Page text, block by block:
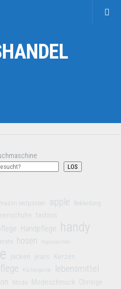
LOS
restposten apple Bekleidung
fashion
Handpflege handy
hosen Hygieneartikel
jacken jeans Kerzen
Küchengeräte lebensmittel
Mode Modeschmuck Ohrringe